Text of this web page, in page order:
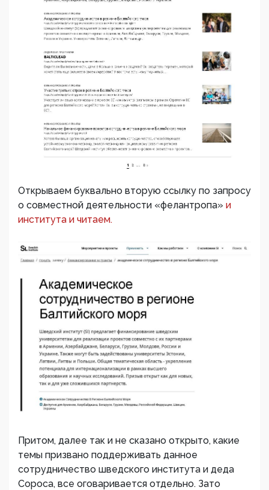
Открываем буквально вторую ссылку по запросу
о совместной деятельности «фелантропа» и
института и читаем.
Притом, далее так и не сказано открыто, какие
темы призвано поддерживать данное
сотрудничество шведского института и деда
Сороса, все оговаривается отдельно. Зато